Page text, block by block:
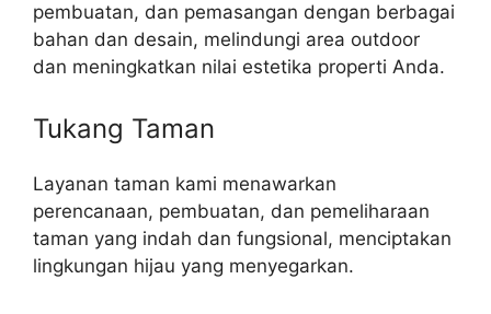
pembuatan, dan pemasangan dengan berbagai
bahan dan desain, melindungi area outdoor
dan meningkatkan nilai estetika properti Anda.
Tukang Taman
Layanan taman kami menawarkan
perencanaan, pembuatan, dan pemeliharaan
taman yang indah dan fungsional, menciptakan
lingkungan hijau yang menyegarkan.